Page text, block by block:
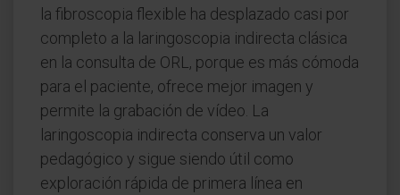
la fibroscopia flexible ha desplazado casi por
completo a la laringoscopia indirecta clásica
en la consulta de ORL, porque es más cómoda
para el paciente, ofrece mejor imagen y
permite la grabación de vídeo. La
laringoscopia indirecta conserva un valor
pedagógico y sigue siendo útil como
exploración rápida de primera línea en